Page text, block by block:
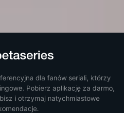
dla fanów seriali, którzy
Pobierz aplikację za darmo,
i otrzymaj natychmiastowe